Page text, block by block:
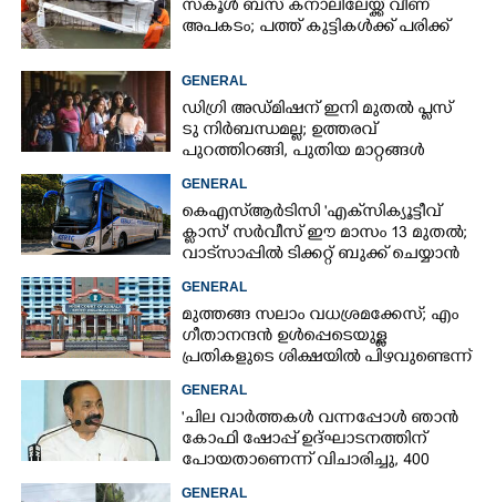
സ്‌കൂൾ ബസ് കനാലിലേയ്ക്ക് വീണ്
അപകടം; പത്ത് കുട്ടികൾക്ക് പരിക്ക്
GENERAL
ഡിഗ്രി അഡ്മിഷന് ഇനി മുതൽ പ്ലസ്
ടു നിർബന്ധമല്ല; ഉത്തരവ്
പുറത്തിറങ്ങി, പുതിയ മാറ്റങ്ങൾ
GENERAL
കെഎസ്‌ആർടിസി 'എക്‌സിക്യൂട്ടീവ്
ക്ളാസ്' സർവീസ് ഈ മാസം 13 മുതൽ;
വാട്‌സാപ്പിൽ ടിക്കറ്റ് ബുക്ക് ചെയ്യാൻ
GENERAL
മുത്തങ്ങ സലാം വധശ്രമക്കേസ്; എം
ഗീതാനന്ദൻ ഉൾപ്പെടെയുള്ള
പ്രതികളുടെ ശിക്ഷയിൽ പിഴവുണ്ടെന്ന്
GENERAL
'ചില വാർത്തകൾ വന്നപ്പോൾ ഞാൻ
കോഫി ഷോപ്പ് ഉദ്ഘാടനത്തിന്
പോയതാണെന്ന് വിചാരിച്ചു, 400
GENERAL